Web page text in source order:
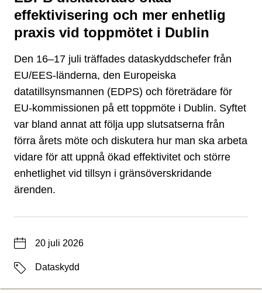
effektivisering och mer enhetlig
praxis vid toppmötet i Dublin
Den 16–17 juli träffades dataskyddschefer från
EU/EES-länderna, den Europeiska
datatillsynsmannen (EDPS) och företrädare för
EU-kommissionen på ett toppmöte i Dublin. Syftet
var bland annat att följa upp slutsatserna från
förra årets möte och diskutera hur man ska arbeta
vidare för att uppnå ökad effektivitet och större
enhetlighet vid tillsyn i gränsöverskridande
ärenden.
Datum20 juli 2026
EtiketterDataskydd